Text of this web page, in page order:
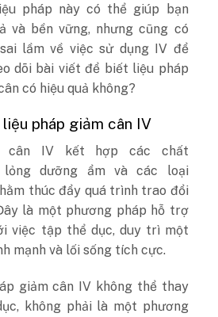
pháp này có thể giúp bạn
và bền vững, nhưng cũng có
lầm về việc sử dụng IV để
dõi bài viết để biết liệu pháp
có hiệu quả không?
liệu pháp giảm cân IV
cân IV kết hợp các chất
lỏng dưỡng ẩm và các loại
thúc đẩy quá trình trao đổi
là một phương pháp hỗ trợ
việc tập thể dục, duy trì một
mạnh và lối sống tích cực.
giảm cân IV không thể thay
không phải là một phương